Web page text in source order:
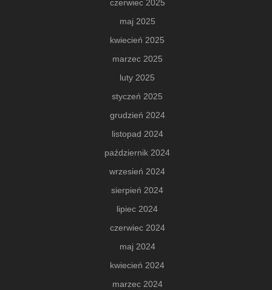
czerwiec 2025
maj 2025
kwiecień 2025
marzec 2025
luty 2025
styczeń 2025
grudzień 2024
listopad 2024
październik 2024
wrzesień 2024
sierpień 2024
lipiec 2024
czerwiec 2024
maj 2024
kwiecień 2024
marzec 2024